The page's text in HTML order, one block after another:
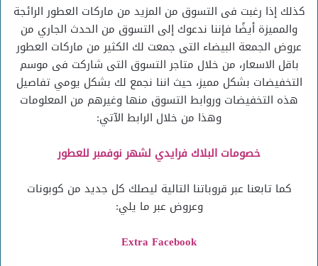
كذلك إذا رغبت فى التسوق من المزيد من ماركات العطور الرائجة
والمميزة أيضًا فإننا ندعوك إلى التسوق من الحدث الجاري من
عروض الجمعة البيضاء التى جمعت لك الكثير من ماركات العطور
باقل الاسعار، من خلال متاجر التسوق التى شاركت فى موسم
التخفيضات بشكل مميز، حيث اننا نجمع لك بشكل يومي تفاصيل
هذه التخفيضات وروابط التسوق منها وغيرهم من المعلومات
وهذا من خلال الرابط الآتي:
خصومات البلاك فرايدي لشهر نوفمبر للعطور
كما تابعنا عبر قروباتنا التالية ليصلك كل جديد من كوبونات
وعروض عبر ما يلي:
Extra Facebook